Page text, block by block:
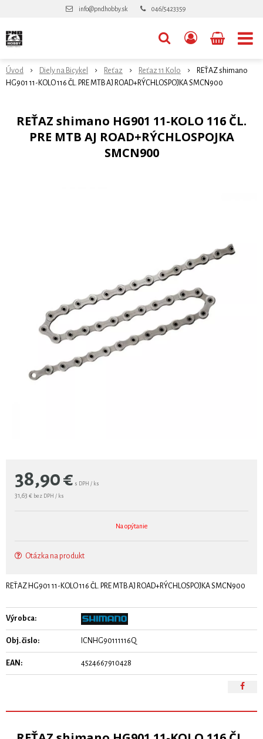
info@pndhobby.sk 046/5423359
Úvod Diely na Bicykel Reťaz Reťaz 11 Kolo
REŤAZ shimano
HG901 11-KOLO 116 ČL. PRE MTB AJ ROAD+RÝCHLOSPOJKA SMCN900
REŤAZ shimano HG901 11-KOLO 116 ČL.
PRE MTB AJ ROAD+RÝCHLOSPOJKA
SMCN900
38,90€ s DPH / ks
31,63 € bez DPH / ks
Na opýtanie
Otázka na produkt
REŤAZ HG901 11-KOLO 116 ČL. PRE MTB AJ ROAD+RÝCHLOSPOJKA SMCN900
Výrobca:
Obj. čislo: ICNHG90111116Q
EAN: 4524667910428